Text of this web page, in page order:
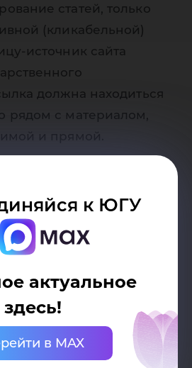
к ЮГУ
актуальное
здесь!
в MAX
статей, только
(кликабельной)
источник сайта
должна находиться
рядом с материалом,
и прямой.